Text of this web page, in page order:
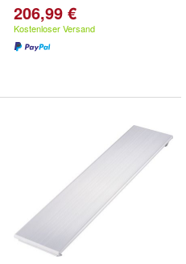
206,99 €
Kostenloser Versand